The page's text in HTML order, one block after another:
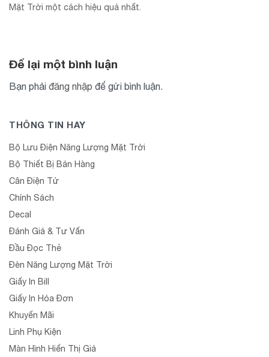
Mặt Trời một cách hiệu quả nhất.
Để lại một bình luận
Bạn phải đăng nhập để gửi bình luận.
THÔNG TIN HAY
Bộ Lưu Điện Năng Lượng Mặt Trời
Bộ Thiết Bị Bán Hàng
Cân Điện Tử
Chính Sách
Decal
Đánh Giá & Tư Vấn
Đầu Đọc Thẻ
Đèn Năng Lượng Mặt Trời
Giấy In Bill
Giấy In Hóa Đơn
Khuyến Mãi
Linh Phụ Kiện
Màn Hình Hiển Thị Giá